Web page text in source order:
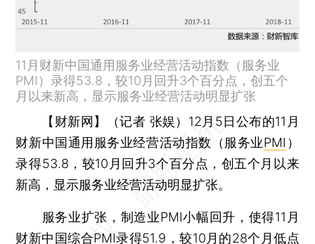
11月财新中国通用服务业经营活动指数（服务业
PMI）录得53.8，较10月回升3个百分点，创五个
月以来新高，显示服务业经营活动明显扩张
【财新网】（记者 张娱） 12月5日公布的11月
财新中国通用服务业经营活动指数（服务业PMI ）
录得53.8，较10月回升3个百分点，创五个月以来
新高，显示服务业经营活动明显扩张。
服务业扩张，制造业PMI小幅回升，使得11月
财新中国综合PMI录得51.9，较10月的28个月低点